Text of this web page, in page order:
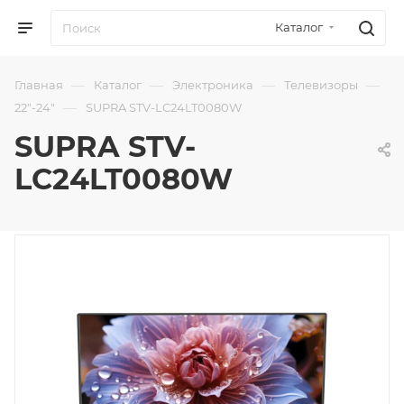
Каталог
Главная — Каталог — Электроника — Телевизоры —
22"-24" — SUPRA STV-LC24LT0080W
SUPRA STV-
LC24LT0080W